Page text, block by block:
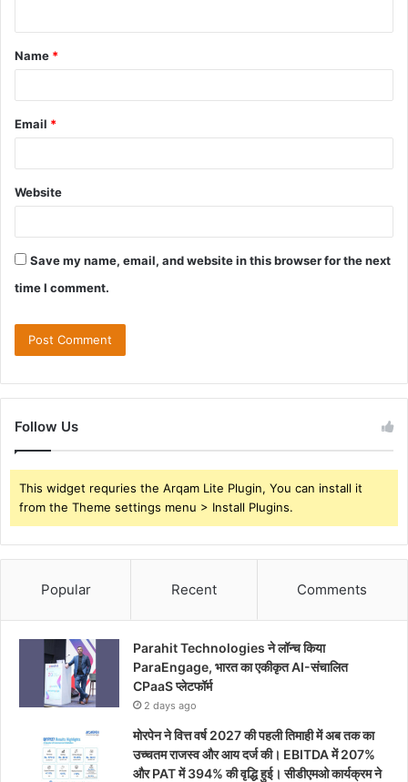
Name *
Email *
Website
Save my name, email, and website in this browser for the next
time I comment.
Follow Us
This widget requries the Arqam Lite Plugin, You can install it
from the Theme settings menu > Install Plugins.
Popular Recent Comments
Parahit Technologies ने लॉन्च किया
ParaEngage, भारत का एकीकृत AI-संचालित
CPaaS प्लेटफॉर्म
2 days ago
मोरपेन ने वित्त वर्ष 2027 की पहली तिमाही में अब तक का
उच्चतम राजस्व और आय दर्ज की। EBITDA में 207%
और PAT में 394% की वृद्धि हुई। सीडीएमओ कार्यक्रम ने